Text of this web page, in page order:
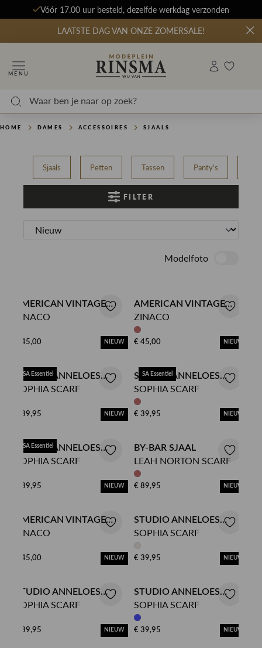
Vóór 17.00 uur besteld, dezelfde werkdag verzonden
LAATSTE DAG VAN ONZE ZOMERSALE!
MENU
HOME DAMES ACCESSOIRES SJAALS
Sjaals Petten Tassen Panty's
FILTER
Modelfoto
AMERICAN VINTAGE
SJAAL
ZINACO
€ 45,00 NIEUW
AMERICAN VINTAGE
SJAAL
ZINACO
€ 45,00 NIEUW
SA Essentiel
STUDIO ANNELOES
SJAAL
SOPHIA SCARF
€ 39,95 NIEUW
SA Essentiel
STUDIO ANNELOES
SJAAL
SOPHIA SCARF
€ 39,95 NIEUW
SA Essentiel
STUDIO ANNELOES
SJAAL
SOPHIA SCARF
€ 39,95 NIEUW
BY-BAR SJAAL
LEAH NORTON SCARF
€ 89,95 NIEUW
AMERICAN VINTAGE
SJAAL
ZINACO
€ 45,00 NIEUW
STUDIO ANNELOES
SJAAL
SOPHIA SCARF
€ 39,95 NIEUW
STUDIO ANNELOES
SJAAL
SOPHIA SCARF
€ 39,95 NIEUW
STUDIO ANNELOES
SJAAL
SOPHIA SCARF
€ 39,95 NIEUW